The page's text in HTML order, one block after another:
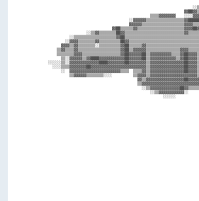
▒▒▒▒▓▓▓▓▓▓▓▓
░░  ▓▓▓▓▓▓▓▓▓▓▓▓▓▓▓▓▓▓▓▓▓▓▓▓▒▒▒▒
▒▒▓▓▓▓▓▓▒▒▒▒▒▒▒▒░░░░
░░▒▒▓▓▓▓▓▓▓▓▓▓▓▓░░
░░░░░░